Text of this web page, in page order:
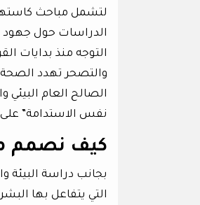
لتشمل مباحث
الدراسات حول جهود
التوجه منذ بدايات
والتصحر تهدد الصحة
الصالح العام
نفس الاستدامة”
كيف نصمم
بجانب دراسة البيئة